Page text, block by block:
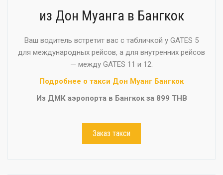
из Дон Муанга в Бангкок
Ваш водитель встретит вас с табличкой у GATES 5
для международных рейсов, а для внутренних рейсов
— между GATES 11 и 12.
Подробнее о такси Дон Муанг Бангкок
Из ДМК аэропорта в Бангкок за 899 THB
Заказ такси